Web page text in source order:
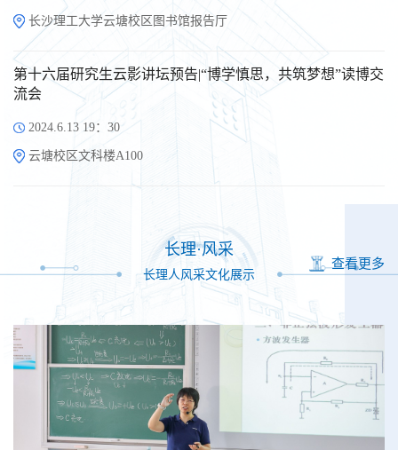
长沙理工大学云塘校区图书馆报告厅
第十六届研究生云影讲坛预告|“博学慎思，共筑梦想”读博交
流会
2024.6.13 19：30
云塘校区文科楼A100
长理·风采
长理人风采文化展示
查看更多